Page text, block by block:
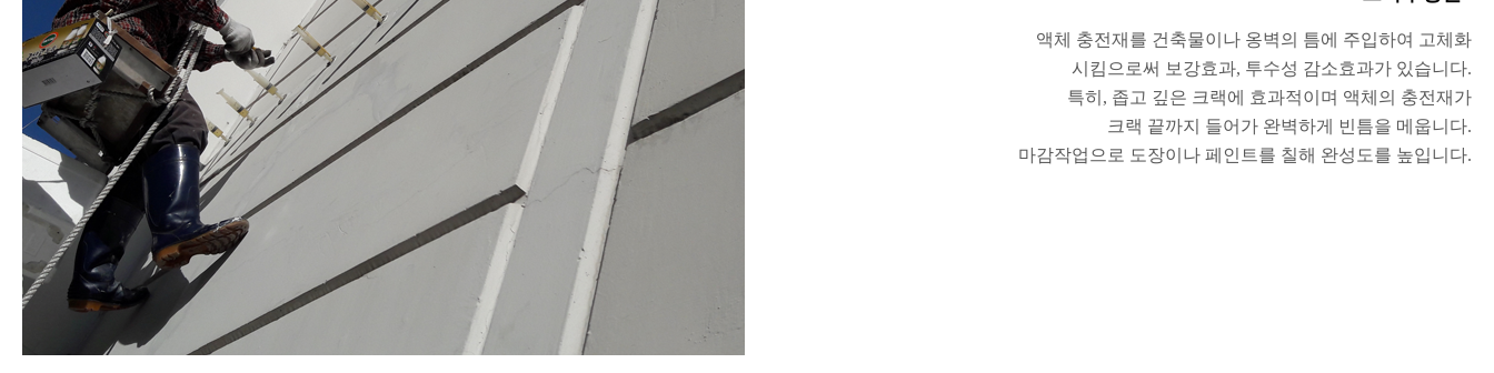
액체 충전재를 건축물이나 옹벽의 틈에 주입하여 고체화
시킴으로써 보강효과, 투수성 감소효과가 있습니다.
특히, 좁고 깊은 크랙에 효과적이며 액체의 충전재가
크랙 끝까지 들어가 완벽하게 빈틈을 메웁니다.
마감작업으로 도장이나 페인트를 칠해 완성도를 높입니다.